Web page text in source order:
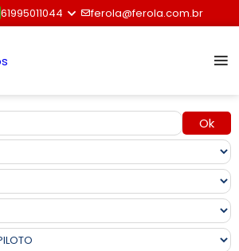
61995011044 ferola@ferola.com.br
Ok